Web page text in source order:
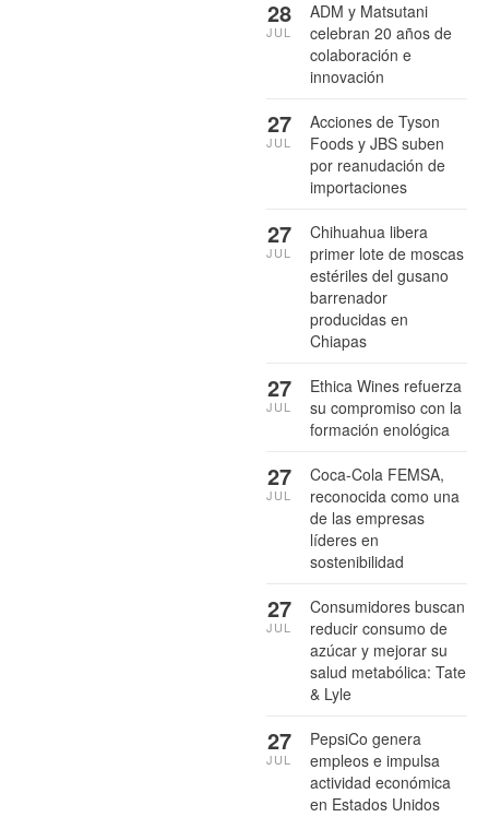
ADM y Matsutani
celebran 20 años de
colaboración e
innovación
28
JUL
Acciones de Tyson
Foods y JBS suben
por reanudación de
importaciones
27
JUL
Chihuahua libera
primer lote de moscas
estériles del gusano
barrenador
producidas en
Chiapas
27
JUL
Ethica Wines refuerza
su compromiso con la
formación enológica
27
JUL
Coca-Cola FEMSA,
reconocida como una
de las empresas
líderes en
sostenibilidad
27
JUL
Consumidores buscan
reducir consumo de
azúcar y mejorar su
salud metabólica: Tate
& Lyle
27
JUL
PepsiCo genera
empleos e impulsa
actividad económica
en Estados Unidos
27
JUL